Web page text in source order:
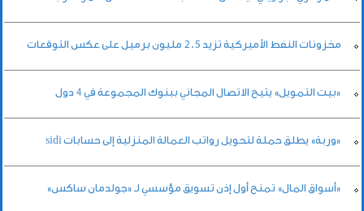
مخزونات النفط الأميركية تزيد 2.5 مليون برميل على عكس التوقعات
«بيت التمويل» يتيح الاتصال المجاني ببنوك المجموعة في 4 دول
«وربة» يطلق حملة لتحويل رواتب العمالة المنزلية إلى حسابات sidi
«أسواق المال» تمنح أول إذن تسويق مؤسسي لـ «جولدمان ساكس»